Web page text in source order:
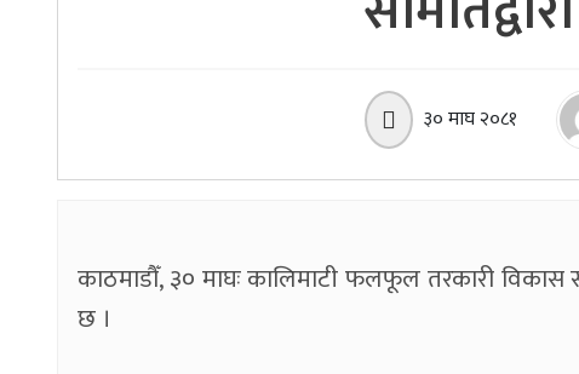
३० माघ २०८१
काठमाडौँ, ३० माघः कालिमाटी फलफूल तरकारी
छ ।